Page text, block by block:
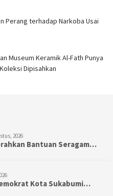
Perang terhadap Narkoba Usai
Museum Keramik Al-Fath Punya
Dipisahkan
2026
Bantuan Seragam…
Kota Sukabumi…